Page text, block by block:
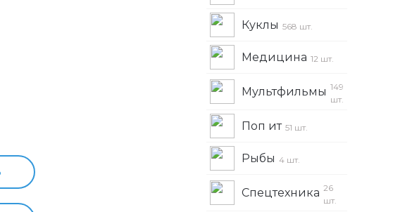
Куклы 568 шт.
Медицина 12 шт.
Мультфильмы 149
шт.
Поп ит 51 шт.
Рыбы 4 шт.
Спецтехника 26
шт.